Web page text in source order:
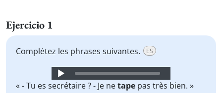
Ejercicio 1
Complétez les phrases suivantes. ES
Audio
Player
« - Tu es secrétaire ? - Je netape pas très bien. »